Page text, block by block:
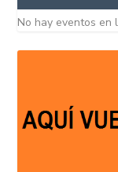
No hay eventos en